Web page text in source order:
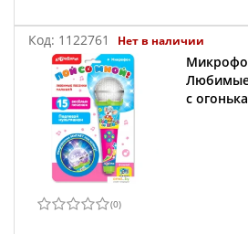
Код: 1122761 Нет в наличии
с
(0)